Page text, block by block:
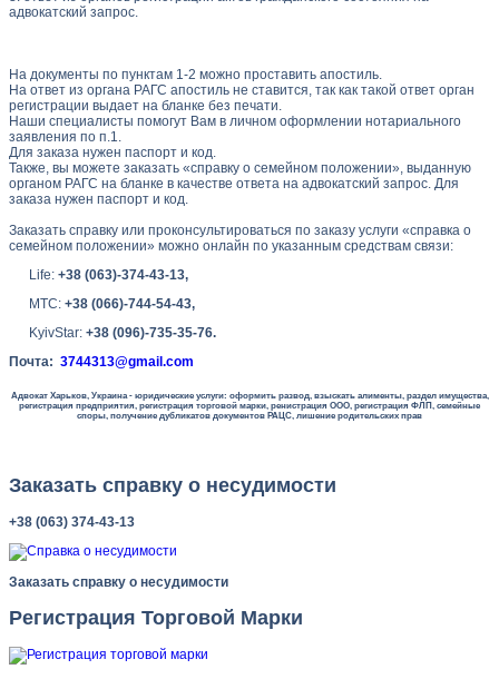
адвокатский запрос.
На документы по пунктам 1-2 можно проставить апостиль.
На ответ из органа РАГС апостиль не ставится, так как такой ответ орган
регистрации выдает на бланке без печати.
Наши специалисты помогут Вам в личном оформлении нотариального
заявления по п.1.
Для заказа нужен паспорт и код.
Также, вы можете заказать «справку о семейном положении», выданную
органом РАГС на бланке в качестве ответа на адвокатский запрос. Для
заказа нужен паспорт и код.
Заказать справку или проконсультироваться по заказу услуги «справка о
семейном положении» можно онлайн по указанным средствам связи:
Life: +38 (063)-374-43-13,
МТС: +38 (066)-744-54-43,
KyivStar: +38 (096)-735-35-76.
Почта: 3744313@gmail.com
Адвокат Харьков, Украина - юридические услуги: оформить развод, взыскать алименты, раздел имущества,
регистрация предприятия, регистрация торговой марки, ренистрация ООО, регистрация ФЛП, семейные
споры, получение дубликатов документов РАЦС, лишение родительских прав
Заказать справку о несудимости
+38 (063) 374-43-13
Заказать справку о несудимости
Регистрация Торговой Марки